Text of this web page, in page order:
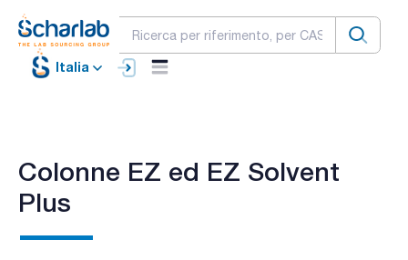
Italia
Colonne EZ ed EZ Solvent
Plus